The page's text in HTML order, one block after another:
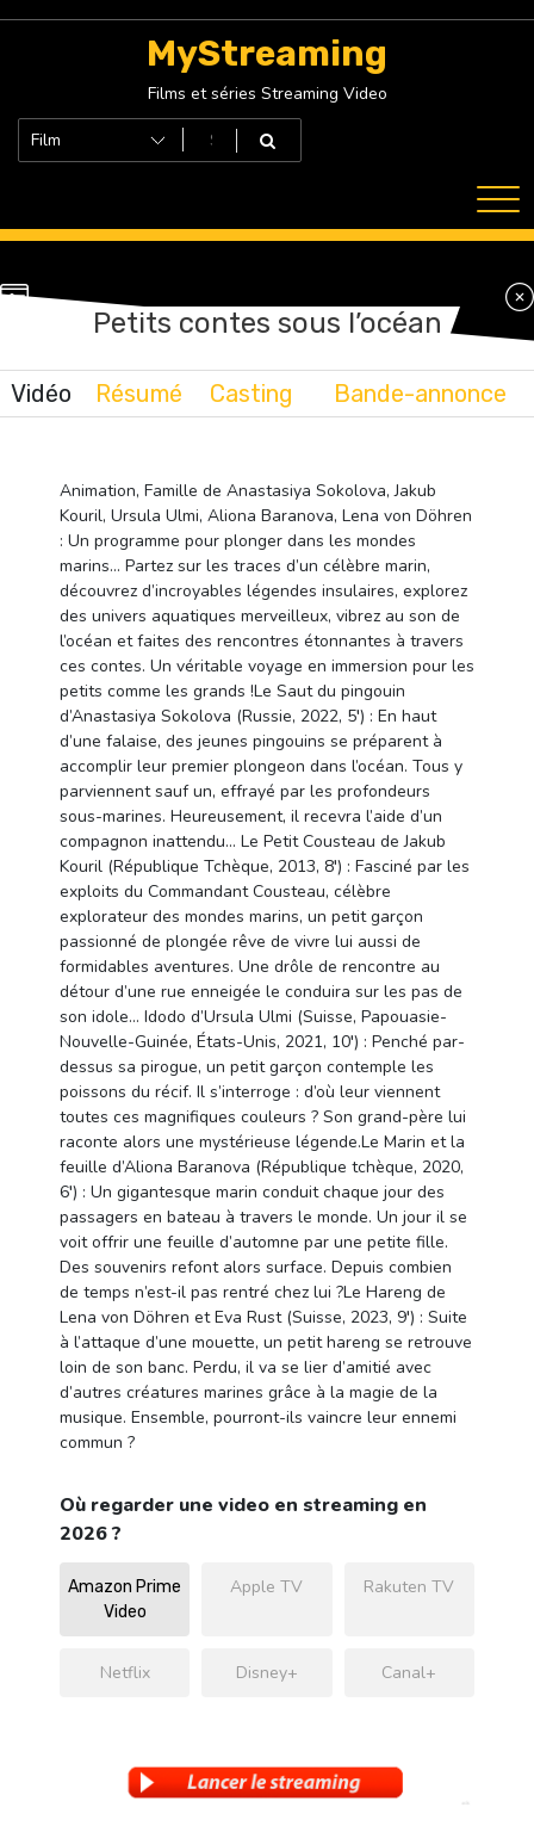
MyStreaming
Films et séries Streaming Video
Petits contes sous l’océan
Vidéo Résumé Casting Bande-annonce
Animation, Famille de Anastasiya Sokolova, Jakub
Kouril, Ursula Ulmi, Aliona Baranova, Lena von Döhren
: Un programme pour plonger dans les mondes
marins… Partez sur les traces d’un célèbre marin,
découvrez d’incroyables légendes insulaires, explorez
des univers aquatiques merveilleux, vibrez au son de
l’océan et faites des rencontres étonnantes à travers
ces contes. Un véritable voyage en immersion pour les
petits comme les grands !Le Saut du pingouin
d’Anastasiya Sokolova (Russie, 2022, 5′) : En haut
d’une falaise, des jeunes pingouins se préparent à
accomplir leur premier plongeon dans l’océan. Tous y
parviennent sauf un, effrayé par les profondeurs
sous-marines. Heureusement, il recevra l’aide d’un
compagnon inattendu… Le Petit Cousteau de Jakub
Kouril (République Tchèque, 2013, 8′) : Fasciné par les
exploits du Commandant Cousteau, célèbre
explorateur des mondes marins, un petit garçon
passionné de plongée rêve de vivre lui aussi de
formidables aventures. Une drôle de rencontre au
détour d’une rue enneigée le conduira sur les pas de
son idole… Idodo d’Ursula Ulmi (Suisse, Papouasie-
Nouvelle-Guinée, États-Unis, 2021, 10′) : Penché par-
dessus sa pirogue, un petit garçon contemple les
poissons du récif. Il s’interroge : d’où leur viennent
toutes ces magnifiques couleurs ? Son grand-père lui
raconte alors une mystérieuse légende.Le Marin et la
feuille d’Aliona Baranova (République tchèque, 2020,
6′) : Un gigantesque marin conduit chaque jour des
passagers en bateau à travers le monde. Un jour il se
voit offrir une feuille d’automne par une petite fille.
Des souvenirs refont alors surface. Depuis combien
de temps n’est-il pas rentré chez lui ?Le Hareng de
Lena von Döhren et Eva Rust (Suisse, 2023, 9′) : Suite
à l’attaque d’une mouette, un petit hareng se retrouve
loin de son banc. Perdu, il va se lier d’amitié avec
d’autres créatures marines grâce à la magie de la
musique. Ensemble, pourront-ils vaincre leur ennemi
commun ?
Où regarder une video en streaming en
2026 ?
Amazon Prime
Video
Apple TV Rakuten TV
Netflix Disney+ Canal+